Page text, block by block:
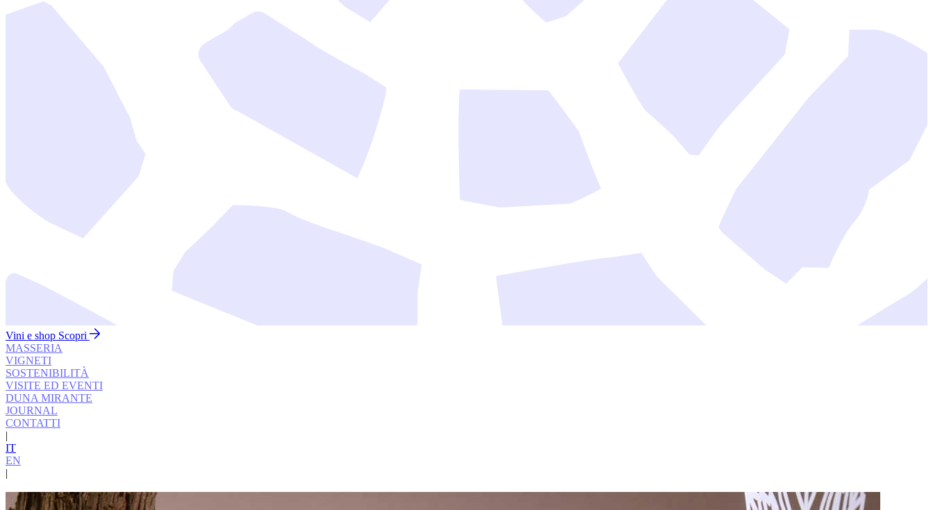
Vini e shop Scopri
MASSERIA
VIGNETI
SOSTENIBILITÀ
VISITE ED EVENTI
DUNA MIRANTE
JOURNAL
CONTATTI
|
IT
EN
|